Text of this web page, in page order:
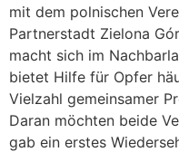
mit dem polnischen
Partnerstadt Zielona
macht sich im
bietet Hilfe für Opfer
Vielzahl gemeinsamer
Daran möchten beide
gab ein erstes